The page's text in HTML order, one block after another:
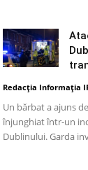
Redacția Informația
Un bărbat a ajuns
înjunghiat într-un
Dublinului. Garda